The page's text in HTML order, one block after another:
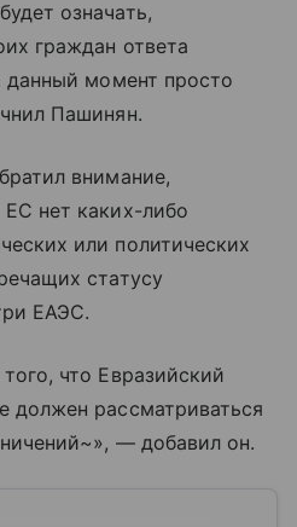
означать,
граждан ответа
данный момент просто
Пашинян.
внимание,
нет каких-либо
или политических
статусу
ЕАЭС.
что Евразийский
должен рассматриваться
— добавил он.